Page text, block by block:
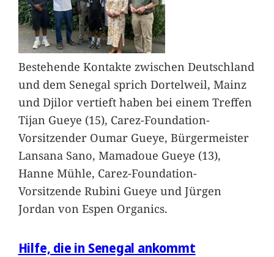
Bestehende Kontakte zwischen Deutschland
und dem Senegal sprich Dortelweil, Mainz
und Djilor vertieft haben bei einem Treffen
Tijan Gueye (15), Carez-Foundation-
Vorsitzender Oumar Gueye, Bürgermeister
Lansana Sano, Mamadoue Gueye (13),
Hanne Mühle, Carez-Foundation-
Vorsitzende Rubini Gueye und Jürgen
Jordan von Espen Organics.
Hilfe, die in Senegal ankommt